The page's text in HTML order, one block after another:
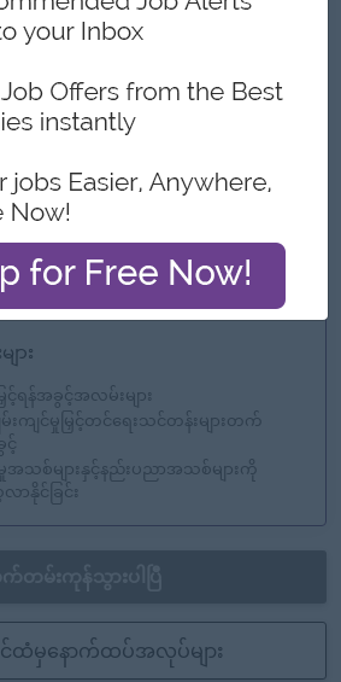
policy.
ောကုမ္ပဏီ
င်းအလဲကိုဖန်တီးပါ
ား
င့်ရန်အခွင့်အလမ်းများ
းကျင်မှုမြှင့်တင်ရေးသင်တန်းများတက်
င့်
အသစ်များနှင့်နည်းပညာအသစ်များကို
နိုင်ခြင်း
ထံမှနောက်ထပ်အလုပ်များ